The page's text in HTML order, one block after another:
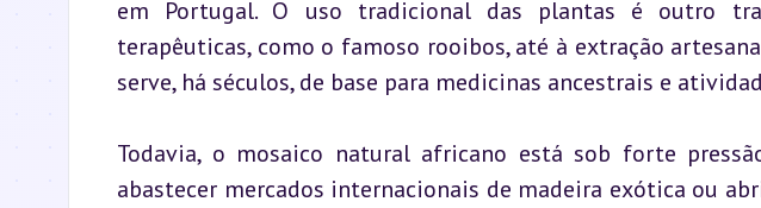
em Portugal. O uso tradicional das plantas é outro
terapêuticas, como o famoso rooibos, até à extração
serve, há séculos, de base para medicinas ancestrais e
Todavia, o mosaico natural africano está sob forte
abastecer mercados internacionais de madeira exótica ou